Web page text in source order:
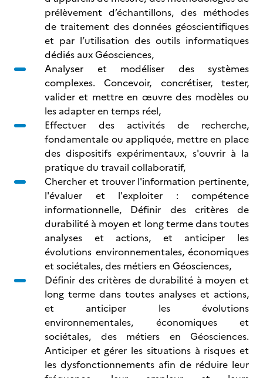
prélèvement d’échantillons, des méthodes
de traitement des données géoscientifiques
et par l’utilisation des outils informatiques
dédiés aux Géosciences,
Analyser et modéliser des systèmes
complexes. Concevoir, concrétiser, tester,
valider et mettre en œuvre des modèles ou
les adapter en temps réel,
Effectuer des activités de recherche,
fondamentale ou appliquée, mettre en place
des dispositifs expérimentaux, s'ouvrir à la
pratique du travail collaboratif,
Chercher et trouver l'information pertinente,
l'évaluer et l'exploiter : compétence
informationnelle, Définir des critères de
durabilité à moyen et long terme dans toutes
analyses et actions, et anticiper les
évolutions environnementales, économiques
et sociétales, des métiers en Géosciences,
Définir des critères de durabilité à moyen et
long terme dans toutes analyses et actions,
et anticiper les évolutions
environnementales, économiques et
sociétales, des métiers en Géosciences.
Anticiper et gérer les situations à risques et
les dysfonctionnements afin de réduire leur